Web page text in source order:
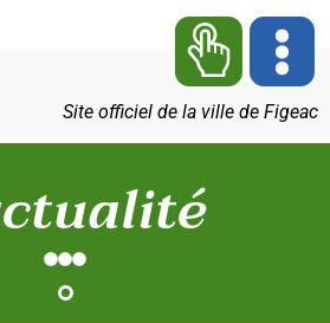
Site officiel de la ville de Figeac